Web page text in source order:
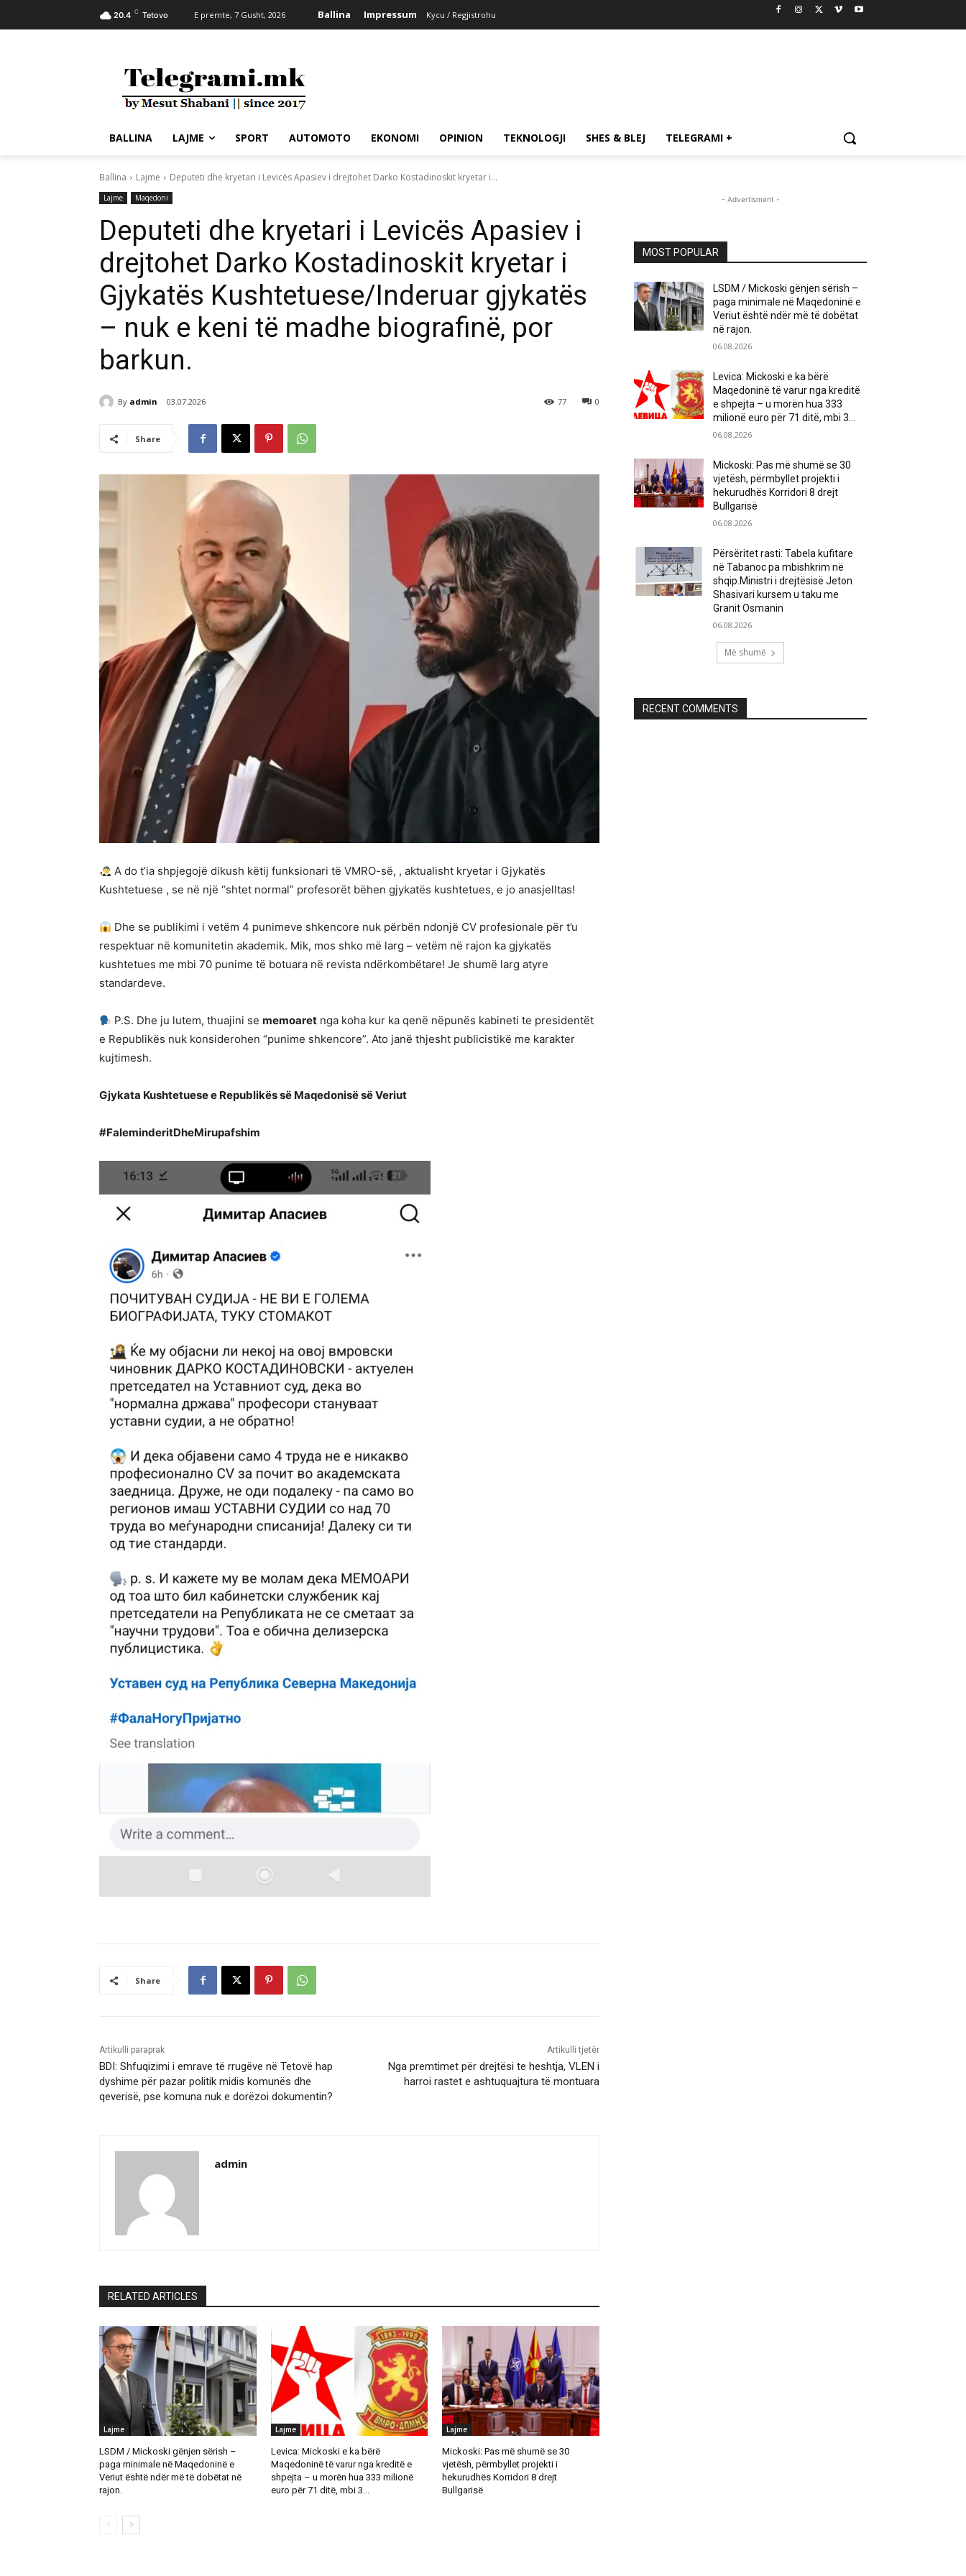
20.4 C Tetovo E premte, 7 Gusht, 2026 Ballina Impressum Kycu / Regjistrohu
BALLINA LAJME SPORT AUTOMOTO EKONOMI OPINION TEKNOLOGJI SHES & BLEJ TELEGRAMI +
Ballina Lajme Deputeti dhe kryetari i Levicës Apasiev i drejtohet Darko Kostadinoskit kryetar i...
Lajme Maqedoni
Deputeti dhe kryetari i Levicës Apasiev i
drejtohet Darko Kostadinoskit kryetar i
Gjykatës Kushtetuese/Inderuar gjykatës
– nuk e keni të madhe biografinë, por
barkun.
By admin 03.07.2026 0
77
Share
A do t’ia shpjegojë dikush këtij funksionari të VMRO-së, , aktualisht kryetar i Gjykatës
Kushtetuese , se në një “shtet normal” profesorët bëhen gjykatës kushtetues, e jo anasjelltas!
Dhe se publikimi i vetëm 4 punimeve shkencore nuk përbën ndonjë CV profesionale për t’u
respektuar në komunitetin akademik. Mik, mos shko më larg – vetëm në rajon ka gjykatës
kushtetues me mbi 70 punime të botuara në revista ndërkombëtare! Je shumë larg atyre
standardeve.
P.S. Dhe ju lutem, thuajini sememoaret nga koha kur ka qenë nëpunës kabineti te presidentët
e Republikës nuk konsiderohen “punime shkencore”. Ato janë thjesht publicistikë me karakter
kujtimesh.
Gjykata Kushtetuese e Republikës së Maqedonisë së Veriut
#FaleminderitDheMirupafshim
Share
Artikulli paraprak
BDI: Shfuqizimi i emrave të rrugëve në Tetovë hap
dyshime për pazar politik midis komunës dhe
qeverisë, pse komuna nuk e dorëzoi dokumentin?
Artikulli tjetër
Nga premtimet për drejtësi te heshtja, VLEN i
harroi rastet e ashtuquajtura të montuara
admin
RELATED ARTICLES
Lajme
LSDM / Mickoski gënjen sërish –
paga minimale në Maqedoninë e
Veriut është ndër më të dobëtat në
rajon.
Lajme
Levica: Mickoski e ka bërë
Maqedoninë të varur nga kreditë e
shpejta – u morën hua 333 milionë
euro për 71 ditë, mbi 3...
Lajme
Mickoski: Pas më shumë se 30
vjetësh, përmbyllet projekti i
hekurudhës Korridori 8 drejt
Bullgarisë
- Advertisment -
MOST POPULAR
LSDM / Mickoski gënjen sërish –
paga minimale në Maqedoninë e
Veriut është ndër më të dobëtat
në rajon.
06.08.2026
Levica: Mickoski e ka bërë
Maqedoninë të varur nga kreditë
e shpejta – u morën hua 333
milionë euro për 71 ditë, mbi 3...
06.08.2026
Mickoski: Pas më shumë se 30
vjetësh, përmbyllet projekti i
hekurudhës Korridori 8 drejt
Bullgarisë
06.08.2026
Përsëritet rasti: Tabela kufitare
në Tabanoc pa mbishkrim në
shqip.Ministri i drejtësisë Jeton
Shasivari kursem u taku me
Granit Osmanin
06.08.2026
Më shumë
RECENT COMMENTS